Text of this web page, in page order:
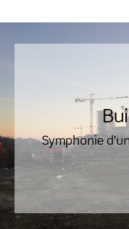
Symphonie